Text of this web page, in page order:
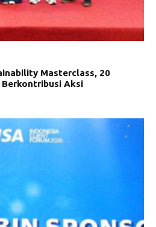
Masterclass, 20
Berkontribusi Aksi